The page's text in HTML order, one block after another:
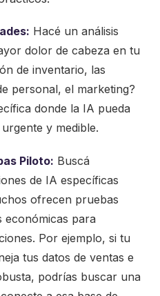
Hacé un análisis
dolor de cabeza en tu
de inventario, las
personal, el marketing?
donde la IA pueda
y medible.
Piloto: Buscá
de IA específicas
ofrecen pruebas
económicas para
Por ejemplo, si tu
tus datos de ventas e
podrías buscar una